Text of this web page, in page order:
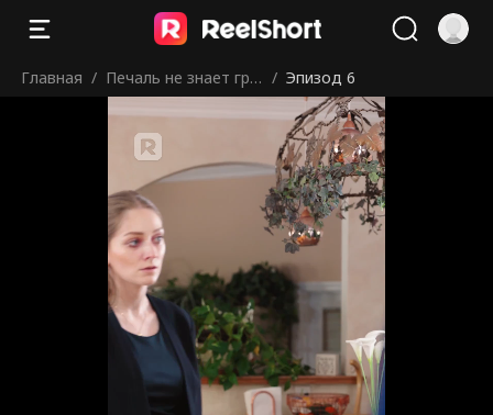
Главная / Печаль не знает гра
ниц
/ Эпизод 6